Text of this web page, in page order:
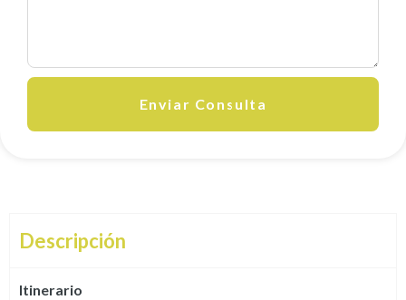
Enviar Consulta
Descripción
Itinerario